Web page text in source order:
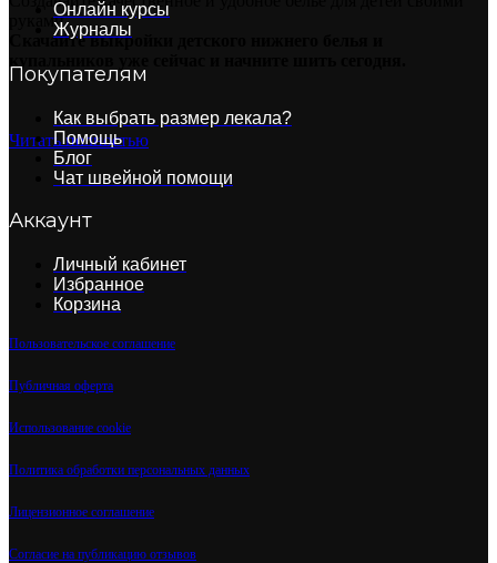
руками.
Скачайте выкройки детского нижнего белья и
Читать полностью
Онлайн курсы
Журналы
Покупателям
Как выбрать размер лекала?
Помощь
Блог
Чат швейной помощи
Аккаунт
Личный кабинет
Избранное
Корзина
Пользовательское соглашение
Публичная оферта
Использование cookie
Политика обработки персональных данных
Лицензионное соглашение
Согласие на публикацию отзывов